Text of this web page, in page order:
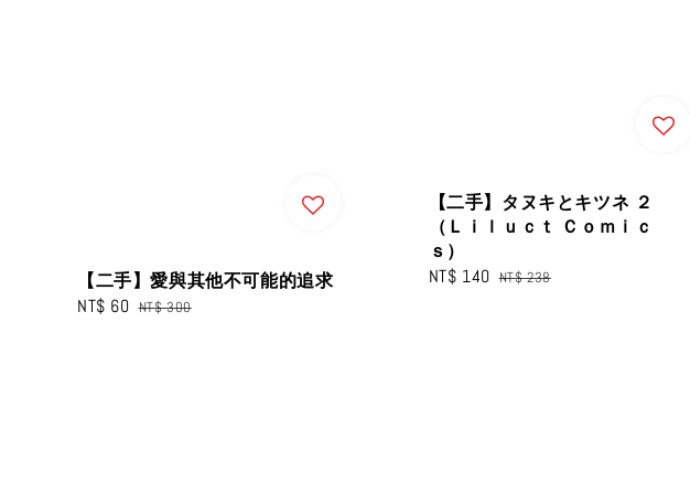
【二手】愛與其他不可能的追求
Sale
NT$ 60 Regular
NT$ 300
【二手】タヌキとキツネ ２
（Ｌｉｌｕｃｔ Ｃｏｍｉｃ
ｓ）
Sale
NT$ 140 Regular
NT$ 238